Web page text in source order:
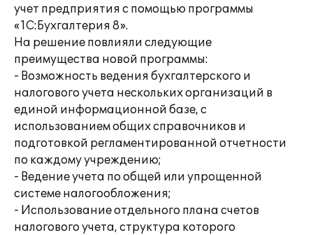
учет предприятия с помощью программы
«1С:Бухгалтерия 8».
На решение повлияли следующие
преимущества новой программы:
- Возможность ведения бухгалтерского и
налогового учета нескольких организаций в
единой информационной базе, с
использованием общих справочников и
подготовкой регламентированной отчетности
по каждому учреждению;
- Ведение учета по общей или упрощенной
системе налогообложения;
- Использование отдельного плана счетов
налогового учета, структура которого